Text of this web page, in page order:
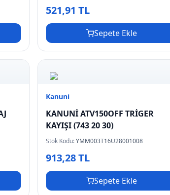
521,91 TL
Sepete Ekle
Kanuni
KANUNİ ATV150OFF TRİGER
KAYIŞI (743 20 30)
Stok Kodu:YMM003T16U28001008
913,28 TL
Sepete Ekle